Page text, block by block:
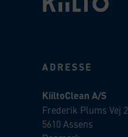
ADRESSE
KiiltoClean A/S
Frederik Plums Vej 2
5610 Assens